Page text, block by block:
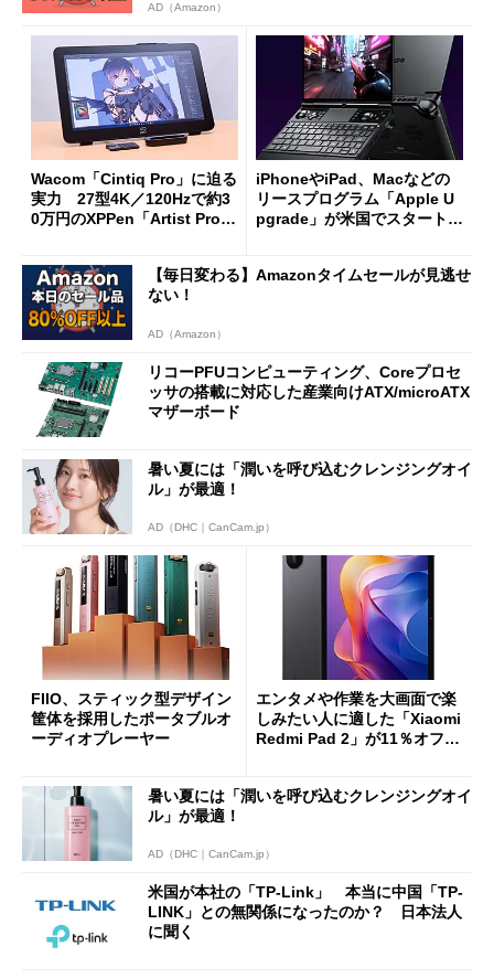
AD（Amazon）
Wacom「Cintiq Pro」に迫る
実力 27型4K／120Hzで約3
0万円のXPPen「Artist Pro 2
iPhoneやiPad、Macなどの
リースプログラム「Apple U
pgrade」が米国でスタート／
ut」が明...
【毎日変わる】Amazonタイムセールが見逃せ
ない！
AD（Amazon）
リコーPFUコンピューティング、Coreプロセ
ッサの搭載に対応した産業向けATX/microATX
マザーボード
暑い夏には「潤いを呼び込むクレンジングオイ
ル」が最適！
AD（DHC｜CanCam.jp）
FIIO、スティック型デザイン
筐体を採用したポータブルオ
ーディオプレーヤー
エンタメや作業を大画面で楽
しみたい人に適した「Xiaomi
Redmi Pad 2」が11％オフの
暑い夏には「潤いを呼び込むクレンジングオイ
ル」が最適！
AD（DHC｜CanCam.jp）
米国が本社の「TP-Link」 本当に中国「TP-
LINK」との無関係になったのか？ 日本法人
に聞く